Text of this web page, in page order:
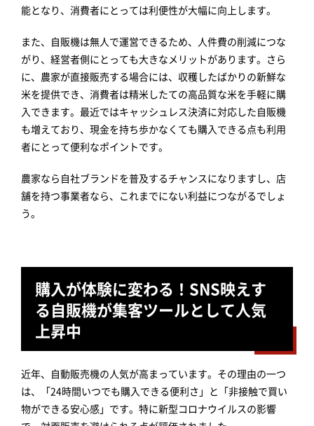
能となり、消費者にとっては利便性が大幅に向上します。
また、自販機は無人で運営できるため、人件費の削減につな
がり、経営者側にとっても大きなメリットがあります。さら
に、農家が直接販売する場合には、収穫したばかりの新鮮な
米を提供でき、消費者は精米したての高品質な米を手軽に購
入できます。最近ではキャッシュレス決済に対応した自販機
も増えており、現金を持ち歩かなくても購入できる点も利用
者にとって便利なポイントです。
農家なら自社ブランドを普及するチャンスになりますし、店
舗を持つ事業者なら、これまでにない利益につながるでしょ
う。
購入が体験に変わる！SNS映えす
る自販機が集客ツールとして人気
上昇中
近年、自動販売機の人気が高まっています。その理由の一つ
は、「24時間いつでも購入できる便利さ」と「非接触で買い
物ができる安心感」です。特に新型コロナウイルスの影響